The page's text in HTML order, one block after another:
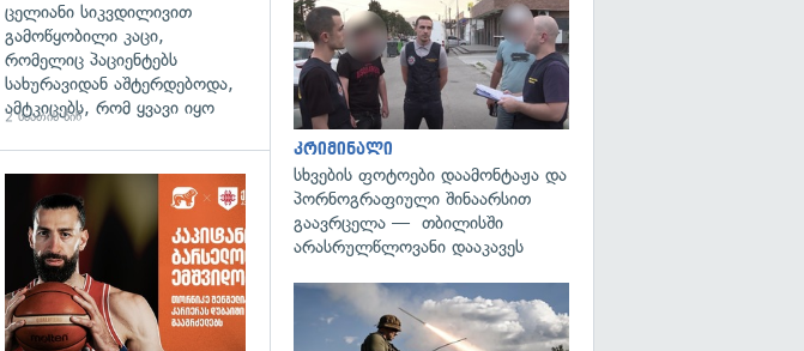
ცელიანი სიკვდილივით
გამოწყობილი კაცი,
რომელიც პაციენტებს
სახურავიდან აშტერდებოდა,
ამტკიცებს, რომ ყვავი იყო
2 საათის წინ
კრიმინალი
სხვების ფოტოები დაამონტაჟა და
პორნოგრაფიული შინაარსით
გაავრცელა — თბილისში
არასრულწლოვანი დააკავეს